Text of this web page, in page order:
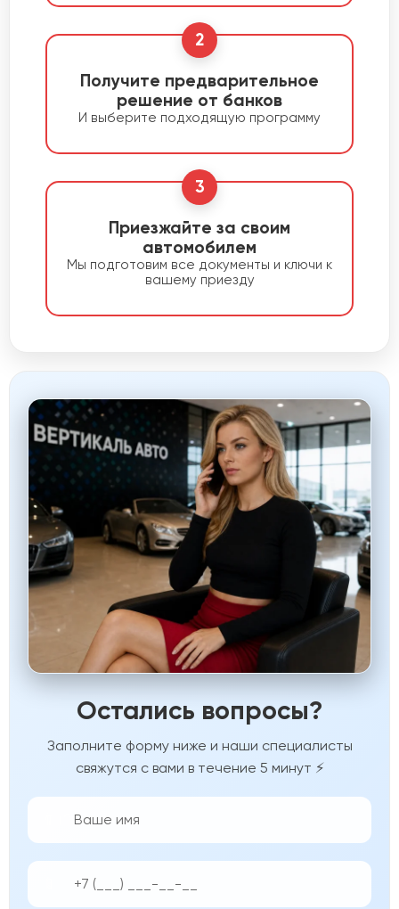
2
Получите предварительное
решение от банков
И выберите подходящую программу
3
Приезжайте за своим
автомобилем
Мы подготовим все документы и ключи к
вашему приезду
Остались вопросы?
Заполните форму ниже и наши специалисты
свяжутся с вами в течение 5 минут ⚡